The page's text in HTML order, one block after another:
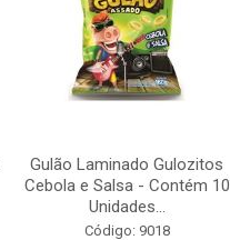
Gulão Laminado Gulozitos
Cebola e Salsa - Contém 10
Unidades...
Código: 9018